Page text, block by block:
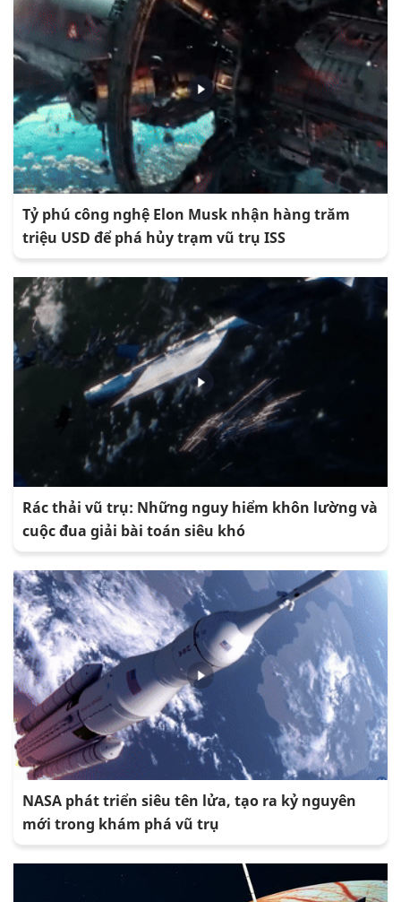
Tỷ phú công nghệ Elon Musk nhận hàng trăm
triệu USD để phá hủy trạm vũ trụ ISS
Rác thải vũ trụ: Những nguy hiểm khôn lường và
cuộc đua giải bài toán siêu khó
NASA phát triển siêu tên lửa, tạo ra kỷ nguyên
mới trong khám phá vũ trụ